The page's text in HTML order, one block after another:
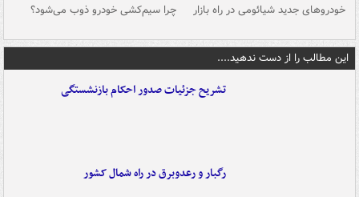
خودروهای جدید شیائومی در راه بازار چرا سیم‌کشی خودرو ذوب می‌شود؟
این مطالب را از دست ندهید....
تشریح جزئیات صدور احکام بازنشستگی
رگبار و رعدوبرق در راه شمال کشور